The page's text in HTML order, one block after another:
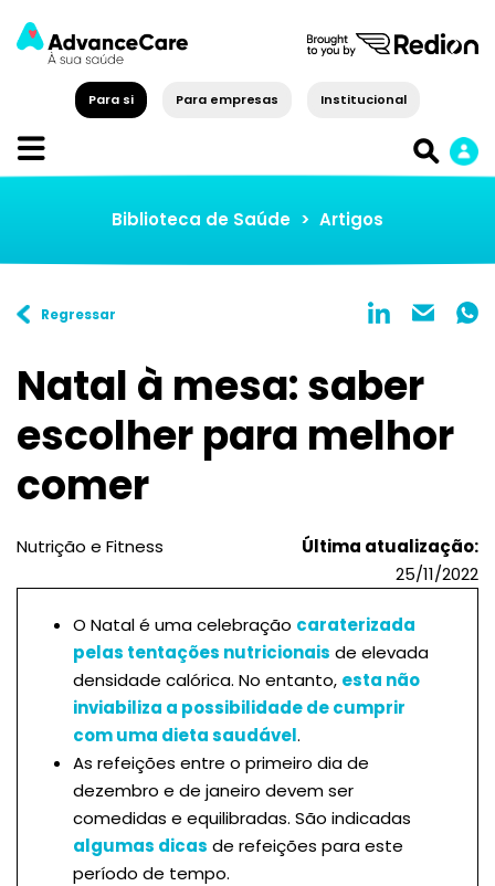
Para si Para empresas Institucional
Biblioteca de Saúde > Artigos
Regressar
Natal à mesa: saber
escolher para melhor
comer
Nutrição e Fitness
Última atualização:
25/11/2022
O Natal é uma celebração caraterizada
pelas tentações nutricionais de elevada
densidade calórica. No entanto, esta não
inviabiliza a possibilidade de cumprir
com uma dieta saudável.
As refeições entre o primeiro dia de
dezembro e de janeiro devem ser
comedidas e equilibradas. São indicadas
algumas dicas de refeições para este
período de tempo.